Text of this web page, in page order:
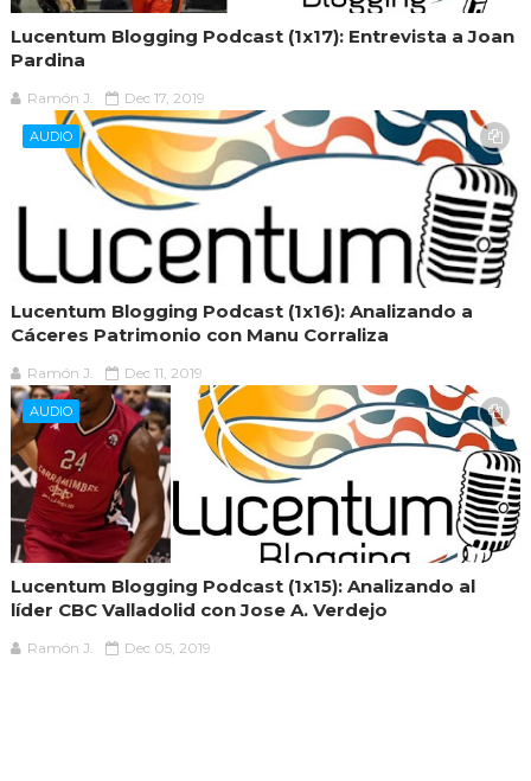
Lucentum Blogging Podcast (1x17): Entrevista a Joan
Pardina
Ramón J. Dec 17, 2019
AUDIO
Lucentum Blogging Podcast (1x16): Analizando a
Cáceres Patrimonio con Manu Corraliza
Ramón J. Dec 11, 2019
AUDIO
Lucentum Blogging Podcast (1x15): Analizando al
líder CBC Valladolid con Jose A. Verdejo
Ramón J. Dec 05, 2019